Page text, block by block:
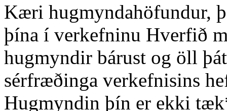
Kæri hugmyndahöfundur,
þína í verkefninu Hverfið
hugmyndir bárust og öll
sérfræðinga verkefnisins
Hugmyndin þín er ekki